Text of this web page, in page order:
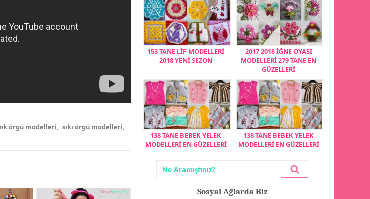
örgü modelleri, sıkı örgü modelleri,
153 TANE LİF MODELLERİ
2018 YENİ SEZON
2017 2018 İĞNE OYASI
MODELLERİ 279 TANE EN
GÜZELLERİ
138 TANE BEBEK YELEK
MODELLERİ EN GÜZELLERİ
138 TANE BEBEK YELEK
MODELLERİ EN GÜZELLERİ
Sosyal Ağlarda Biz